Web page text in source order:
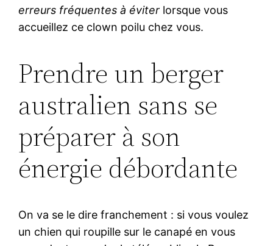
erreurs fréquentes à éviter lorsque vous
accueillez ce clown poilu chez vous.
Prendre un berger
australien sans se
préparer à son
énergie débordante
On va se le dire franchement : si vous voulez
un chien qui roupille sur le canapé en vous